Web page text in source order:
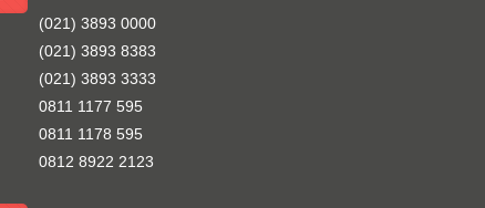
(021) 3893 0000
(021) 3893 8383
(021) 3893 3333
0811 1177 595
0811 1178 595
0812 8922 2123